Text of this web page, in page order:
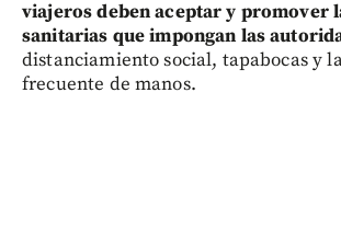
viajeros deben aceptar y promover
sanitarias que impongan las
distanciamiento social, tapabocas y
frecuente de manos.